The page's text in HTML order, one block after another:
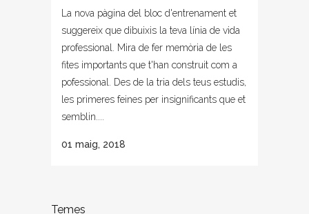
La nova pàgina del bloc d'entrenament et
suggereix que dibuixis la teva línia de vida
professional. Mira de fer memòria de les
fites importants que t'han construit com a
pofessional. Des de la tria dels teus estudis,
les primeres feines per insignificants que et
semblin....
01 maig, 2018
Temes